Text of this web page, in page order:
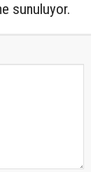
sunuluyor.